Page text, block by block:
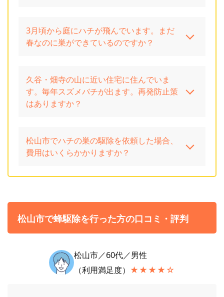
3月頃から庭にハチが飛んでいます。まだ
春なのに巣ができているのですか？
久谷・畑寺の山に近い住宅に住んでいま
す。毎年スズメバチが出ます。再発防止策
はありますか？
松山市でハチの巣の駆除を依頼した場合、
費用はいくらかかりますか？
松山市で蜂駆除を行った方の口コミ・評判
松山市／60代／男性
（利用満足度） ★★★★☆